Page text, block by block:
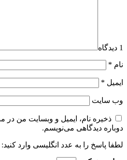
1 دیدگاه
نام *
ایمیل *
وب‌ سایت
ذخیره نام، ایمیل و وبسایت من در
دوباره دیدگاهی می‌نویسم.
لطفا پاسخ را به عدد انگلیسی وارد کنید: